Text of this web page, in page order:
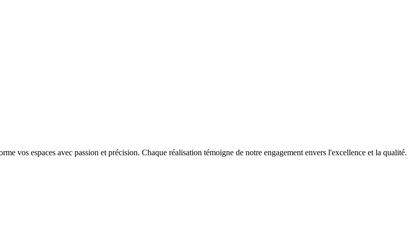
vos espaces avec passion et précision. Chaque réalisation témoigne de notre engagement envers l'excellence et la qualité.